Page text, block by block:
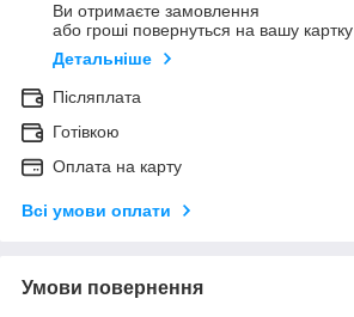
Ви отримаєте замовлення
або гроші повернуться на вашу картку
Детальніше
Післяплата
Готівкою
Оплата на карту
Всі умови оплати
Умови повернення